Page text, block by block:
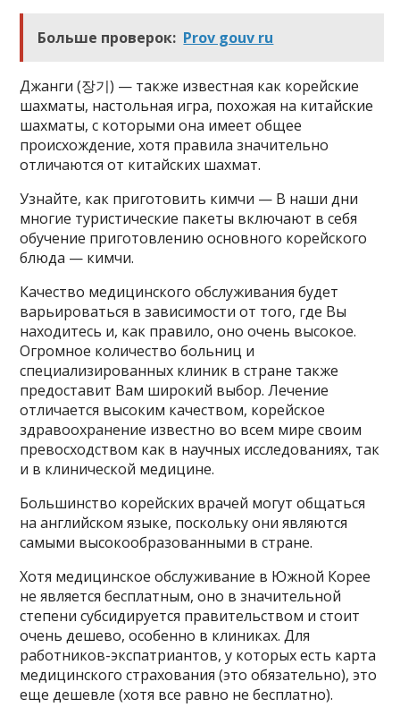
Больше проверок: Prov gouv ru
Джанги (장기) — также известная как корейские
шахматы, настольная игра, похожая на китайские
шахматы, с которыми она имеет общее
происхождение, хотя правила значительно
отличаются от китайских шахмат.
Узнайте, как приготовить кимчи — В наши дни
многие туристические пакеты включают в себя
обучение приготовлению основного корейского
блюда — кимчи.
Качество медицинского обслуживания будет
варьироваться в зависимости от того, где Вы
находитесь и, как правило, оно очень высокое.
Огромное количество больниц и
специализированных клиник в стране также
предоставит Вам широкий выбор. Лечение
отличается высоким качеством, корейское
здравоохранение известно во всем мире своим
превосходством как в научных исследованиях, так
и в клинической медицине.
Большинство корейских врачей могут общаться
на английском языке, поскольку они являются
самыми высокообразованными в стране.
Хотя медицинское обслуживание в Южной Корее
не является бесплатным, оно в значительной
степени субсидируется правительством и стоит
очень дешево, особенно в клиниках. Для
работников-экспатриантов, у которых есть карта
медицинского страхования (это обязательно), это
еще дешевле (хотя все равно не бесплатно).